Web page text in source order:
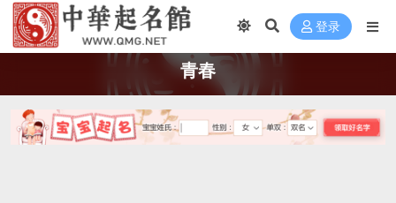
登录
青春